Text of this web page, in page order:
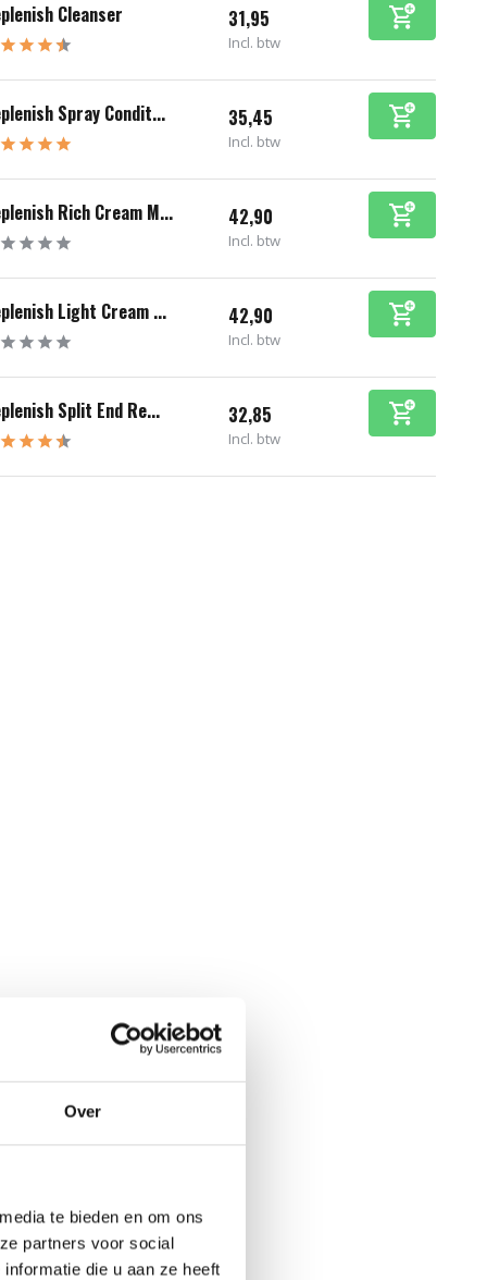
Over
te bieden en om ons
partners voor social
die u aan ze heeft
Cleanser 31,95
Incl. btw
Spray Condit... 35,45
Incl. btw
Rich Cream M... 42,90
Incl. btw
Light Cream ... 42,90
Incl. btw
Split End Re... 32,85
Incl. btw